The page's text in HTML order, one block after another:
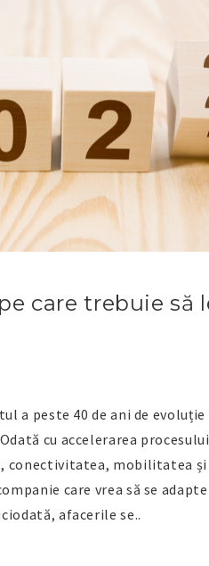
care trebuie să
a peste 40 de ani de
cu accelerarea
conectivitatea, mobilitatea și
care vrea să se
afacerile se..